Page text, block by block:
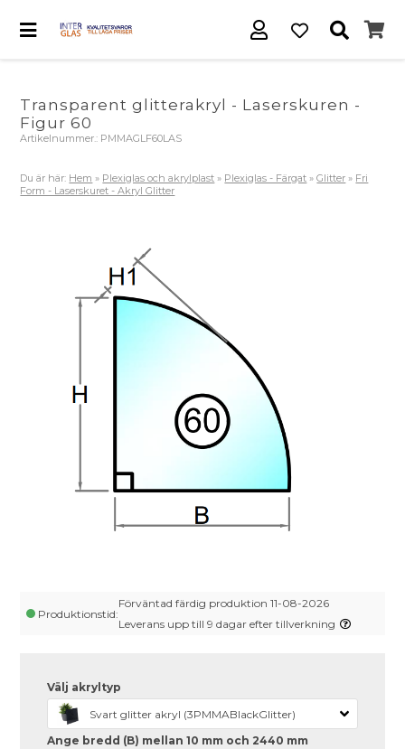
Transparent glitterakryl - Laserskuren -
Figur 60
Artikelnummer.: PMMAGLF60LAS
Du är här: Hem » Plexiglas och akrylplast » Plexiglas - Färgat »Glitter » Fri
Form - Laserskuret - Akryl Glitter
Produktionstid:
Förväntad färdig produktion 11-08-2026
Leverans upp till 9 dagar efter tillverkning
Välj akryltyp
Svart glitter akryl (3PMMABlackGlitter)
Ange bredd (B) mellan 10 mm och 2440 mm